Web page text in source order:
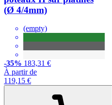
(Ø 4/4mm)
(empty)
-35% 183,31 €
À partir de
119,15 €